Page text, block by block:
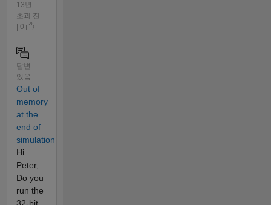
13년
초과 전
| 0
답변
있음
Out of
memory
at the
end of
simulation
Hi
Peter,
Do you
run the